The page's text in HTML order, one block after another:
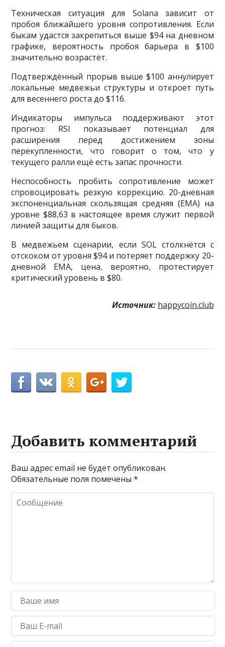
Техническая ситуация для Solana зависит от
пробоя ближайшего уровня сопротивления. Если
быкам удастся закрепиться выше $94 на дневном
графике, вероятность пробоя барьера в $100
значительно возрастёт.
Подтверждённый прорыв выше $100 аннулирует
локальные медвежьи структуры и откроет путь
для весеннего роста до $116.
Индикаторы импульса поддерживают этот
прогноз: RSI показывает потенциал для
расширения перед достижением зоны
перекупленности, что говорит о том, что у
текущего ралли ещё есть запас прочности.
Неспособность пробить сопротивление может
спровоцировать резкую коррекцию. 20-дневная
экспоненциальная скользящая средняя (EMA) на
уровне $88,63 в настоящее время служит первой
линией защиты для быков.
В медвежьем сценарии, если SOL столкнётся с
отскоком от уровня $94 и потеряет поддержку 20-
дневной EMA, цена, вероятно, протестирует
критический уровень в $80.
Источник: happycoin.club
Добавить комментарий
Ваш адрес email не будет опубликован.
Обязательные поля помечены*